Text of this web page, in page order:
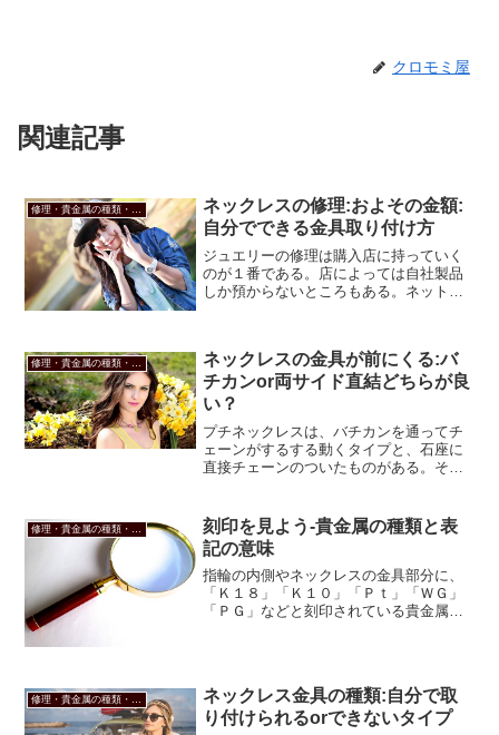
クロモミ屋
関連記事
ネックレスの修理:およその金額:
自分でできる金具取り付け方
ジュエリーの修理は購入店に持っていく
のが１番である。店によっては自社製品
しか預からないところもある。ネットシ
る最も多いチェーンベネチ...
ネックレスの金具が前にくる:バ
チカンor両サイド直結どちらが良
い？
プチネックレスは、バチカンを通ってチ
ェーンがするする動くタイプと、石座に
直接チェーンのついたものがある。そし
イヤモンドプチネックレス【楽ギフ_包
装】【DEAL】チェ...
刻印を見よう-貴金属の種類と表
記の意味
指輪の内側やネックレスの金具部分に、
「Ｋ１８」「Ｋ１０」「Ｐｔ」「ＷＧ」
「ＰＧ」などと刻印されている貴金属の
く加工している）金属品位...
ネックレス金具の種類:自分で取
り付けられるorできないタイプ